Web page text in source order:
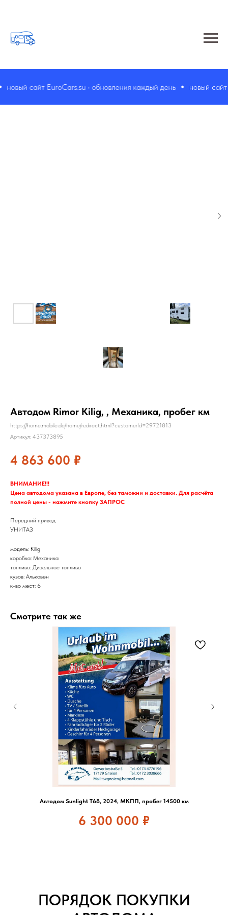
сайт EuroCars.su • обновления каждый день новый сайт
Автодом Rimor Kilig, , Механика, пробег км
https://home.mobile.de/home/redirect.html?customerId=29721813
Артикул: 437373895
4 863 600 ₽
ВНИМАНИЕ!!!
Цена автодома указана в Европе, без таможни и доставки. Для расчёта
полной цены - нажмите кнопку ЗАПРОС
Передний привод
УНИТАЗ
модель: Kilig
коробка: Механика
топливо: Дизельное топливо
кузов: Альковен
к-во мест: 6
Смотрите так же
Автодом Sunlight T68, 2024, МКПП, пробег 14500 км
6 300 000 ₽
ПОРЯДОК ПОКУПКИ